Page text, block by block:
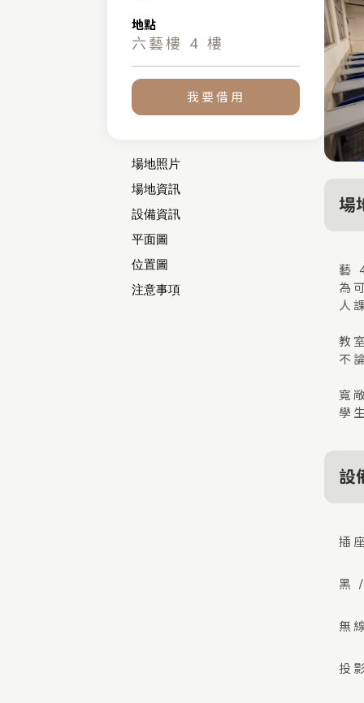
地點
六藝樓 4 樓
我要借用
場地照片
場地資訊
設備資訊
平面圖
位置圖
注意事項
場
藝
為
人
教
不
寬
學
設
插
黑
無
投